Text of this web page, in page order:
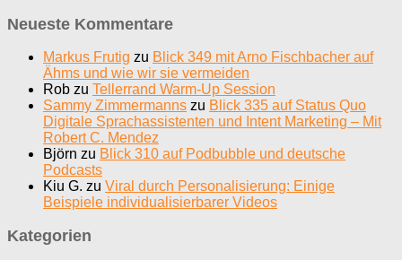
Neueste Kommentare
Markus Frutig zu Blick 349 mit Arno Fischbacher auf
Ähms und wie wir sie vermeiden
Rob zu Tellerrand Warm-Up Session
Sammy Zimmermanns zu Blick 335 auf Status Quo
Digitale Sprachassistenten und Intent Marketing – Mit
Robert C. Mendez
Björn zu Blick 310 auf Podbubble und deutsche
Podcasts
Kiu G. zu Viral durch Personalisierung: Einige
Beispiele individualisierbarer Videos
Kategorien